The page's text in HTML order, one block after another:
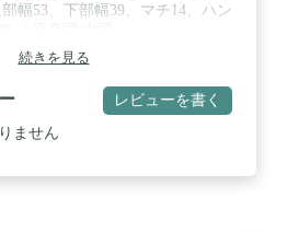
幅53、下部幅39、マチ14、ハン
続きを見る
レビューを書く
ません